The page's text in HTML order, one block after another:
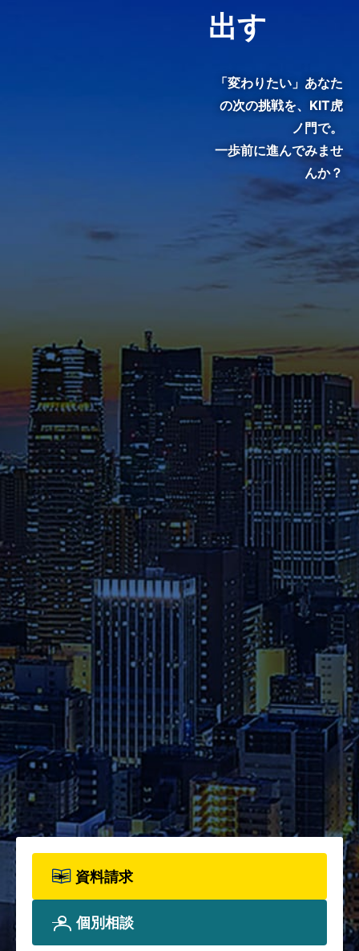
囲気やキャンパスの熱気を感じ
これまでに様々なメディアで紹
介された在学生や修了生の声、
さらには教員のメッセージ等を
ご覧ください。
募集要項
本学へのご出願を検討されてい
る方は、お早めに出願期間・試
験日程・提出書類・納入金など
の詳細をご確認ください。
資料請求
2026年度パンフレット配布開
始！カリキュラム全体、各科目
詳細、院生プロフィールについ
て、詳しく知りたい方は資料請
求フォームからお申込みくださ
い。
出す
「変わりたい」あなた
の次の挑戦を、 KIT虎
ノ門で。
一歩前に進んでみませ
んか？
資料請求
個別相談